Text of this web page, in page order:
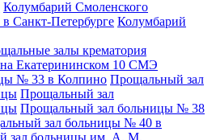
Колумбарий Смоленского
Санкт-Петербурге Колумбарий
залы крематория
Екатерининском 10 СМЭ
№ 33 в Колпино Прощальный зал
Прощальный зал
Прощальный зал больницы № 38
зал больницы № 40 в
зал больницы им. А. М.